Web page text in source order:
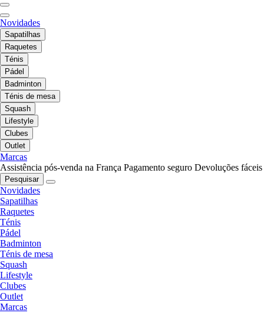
Novidades
Sapatilhas
Raquetes
Ténis
Pádel
Badminton
Ténis de mesa
Squash
Lifestyle
Clubes
Outlet
Marcas
Assistência pós-venda na França Pagamento seguro Devoluções fáceis
Pesquisar
Novidades
Sapatilhas
Raquetes
Ténis
Pádel
Badminton
Ténis de mesa
Squash
Lifestyle
Clubes
Outlet
Marcas